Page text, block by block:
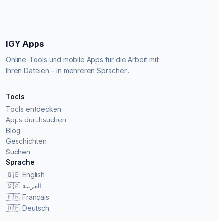
IGY Apps
Online-Tools und mobile Apps für die Arbeit mit
Ihren Dateien – in mehreren Sprachen.
Tools
Tools entdecken
Apps durchsuchen
Blog
Geschichten
Suchen
Sprache
🇬🇧 English
🇸🇦 العربية
🇫🇷 Français
🇩🇪 Deutsch